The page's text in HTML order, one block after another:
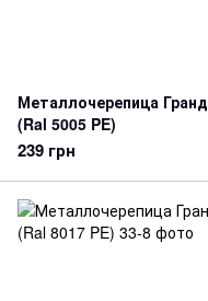
Металлочерепица Гранд
(Ral 5005 PE)
239 грн